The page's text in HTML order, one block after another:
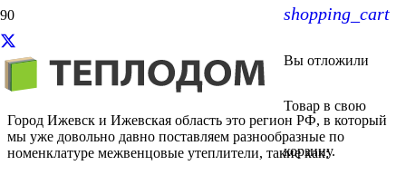
shopping_cart
Вы отложили
Товар в свою
корзину.
Межвенцовый утеплитель в
Ижевске
Город Ижевск и Ижевская область это регион РФ, в который
мы уже довольно давно поставляем разнообразные по
номенклатуре межвенцовые утеплители, такие как: